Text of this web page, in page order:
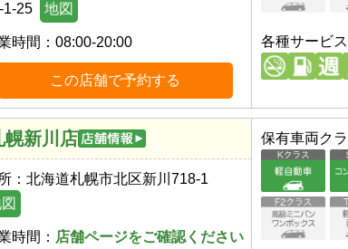
1-25
地図
時間： 08:00-20:00
この店舗で予約する
各種サービス
幌新川店
： 北海道札幌市北区新川718-1
時間： 店舗ページをご確認ください
保有車両ク